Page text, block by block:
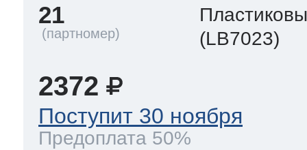
21
(LB7023)
2372
Поступит 30 ноября
Предоплата 50%